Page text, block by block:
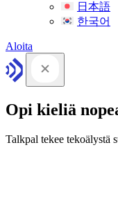
日本語
한국어
Aloita
Opi kieliä
Talkpal tekee tekoälystä